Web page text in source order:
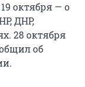
октября — о
ДНР,
28 октября
об